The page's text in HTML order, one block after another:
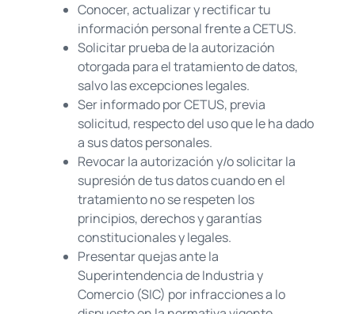
Conocer, actualizar y rectificar tu
información personal frente a CETUS.
Solicitar prueba de la autorización
otorgada para el tratamiento de datos,
salvo las excepciones legales.
Ser informado por CETUS, previa
solicitud, respecto del uso que le ha dado
a sus datos personales.
Revocar la autorización y/o solicitar la
supresión de tus datos cuando en el
tratamiento no se respeten los
principios, derechos y garantías
constitucionales y legales.
Presentar quejas ante la
Superintendencia de Industria y
Comercio (SIC) por infracciones a lo